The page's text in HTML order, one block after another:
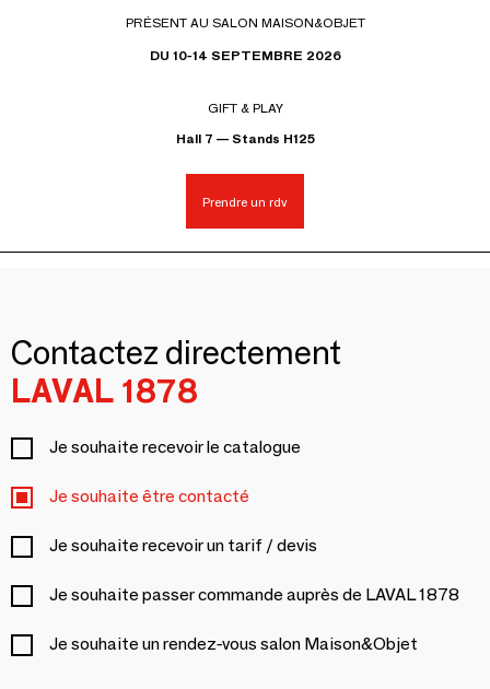
PRÉSENT AU SALON MAISON&OBJET
DU 10-14 SEPTEMBRE 2026
GIFT & PLAY
Hall 7 — Stands H125
Prendre un rdv
Contactez directement
LAVAL 1878
Je souhaite recevoir le catalogue
Je souhaite être contacté
Je souhaite recevoir un tarif / devis
Je souhaite passer commande auprès de LAVAL 1878
Je souhaite un rendez-vous salon Maison&Objet